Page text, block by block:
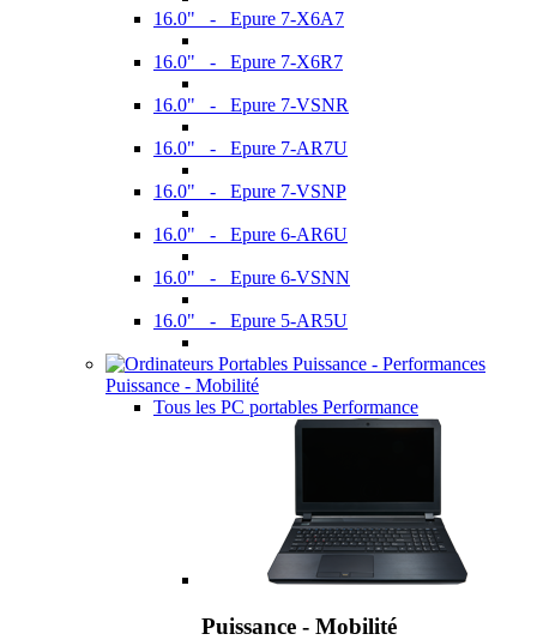
16.0" - Epure 7-X6A7
16.0" - Epure 7-X6R7
16.0" - Epure 7-VSNR
16.0" - Epure 7-AR7U
16.0" - Epure 7-VSNP
16.0" - Epure 6-AR6U
16.0" - Epure 6-VSNN
16.0" - Epure 5-AR5U
Puissance - Mobilité
Tous les PC portables Performance
Puissance - Mobilité